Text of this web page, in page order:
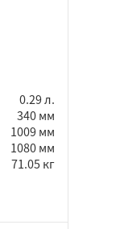
0.29 л.
340 мм
1009 мм
1080 мм
71.05 кг